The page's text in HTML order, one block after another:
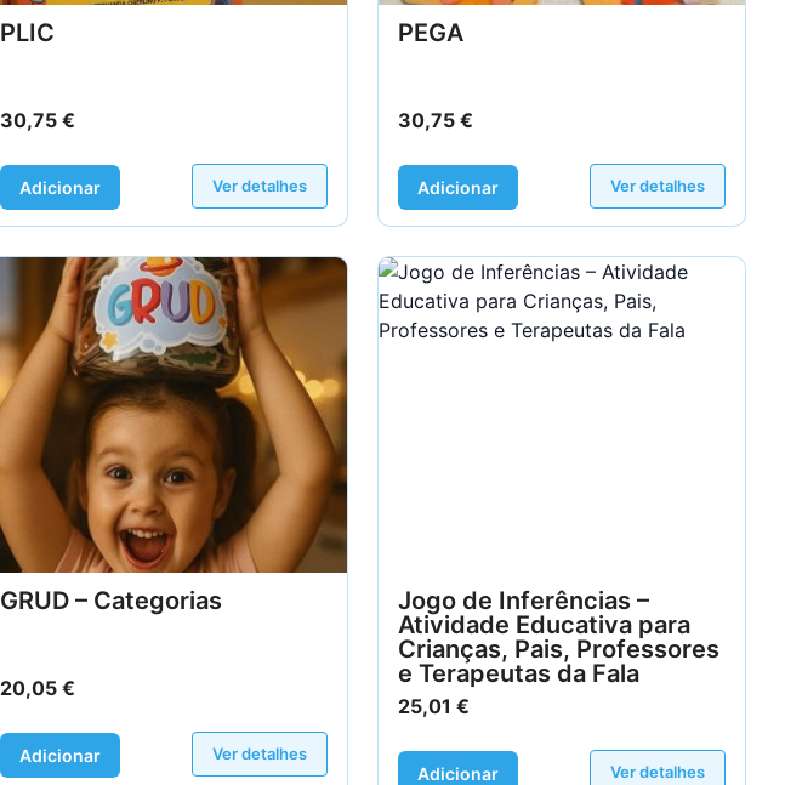
PLIC
30,75 €
Adicionar Ver detalhes
PEGA
30,75 €
Adicionar Ver detalhes
GRUD – Categorias
20,05 €
Adicionar Ver detalhes
Jogo de Inferências –
Atividade Educativa para
Crianças, Pais, Professores
e Terapeutas da Fala
25,01 €
Adicionar Ver detalhes